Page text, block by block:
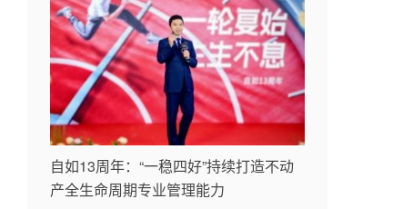
自如13周年：“一稳四好”持续打造不动
产全生命周期专业管理能力